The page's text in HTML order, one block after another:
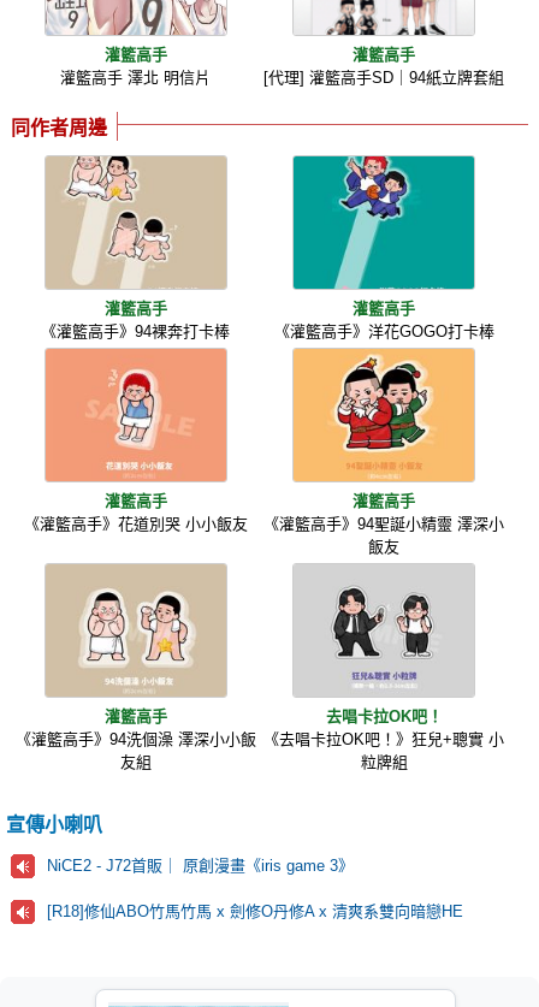
灌籃高手
灌籃高手 澤北 明信片
灌籃高手
[代理] 灌籃高手SD｜94紙立牌套組
同作者周邊
灌籃高手
《灌籃高手》94裸奔打卡棒
灌籃高手
《灌籃高手》洋花GOGO打卡棒
灌籃高手
《灌籃高手》花道別哭 小小飯友
灌籃高手
《灌籃高手》94聖誕小精靈 澤深小
飯友
灌籃高手
《灌籃高手》94洗個澡 澤深小小飯
友組
去唱卡拉OK吧！
《去唱卡拉OK吧！》狂兒+聰實 小
粒牌組
宣傳小喇叭
NiCE2 - J72首販｜ 原創漫畫《iris game 3》
[R18]修仙ABO竹馬竹馬 x 劍修O丹修A x 清爽系雙向暗戀HE